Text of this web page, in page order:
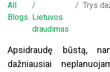
All
Blogs
Lietuvos
draudimas
Trys
Apsidraudę būstą,
dažniausiai